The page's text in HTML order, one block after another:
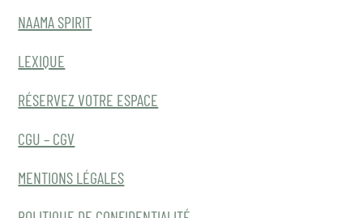
NAAMA SPIRIT
LEXIQUE
RÉSERVEZ VOTRE ESPACE
CGU – CGV
MENTIONS LÉGALES